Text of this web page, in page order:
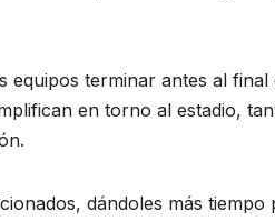
equipos terminar antes al final
en torno al estadio,
dándoles más tiempo